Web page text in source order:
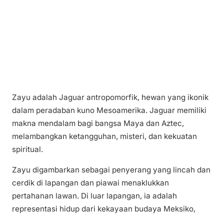
Zayu adalah Jaguar antropomorfik, hewan yang ikonik
dalam peradaban kuno Mesoamerika. Jaguar memiliki
makna mendalam bagi bangsa Maya dan Aztec,
melambangkan ketangguhan, misteri, dan kekuatan
spiritual.
Zayu digambarkan sebagai penyerang yang lincah dan
cerdik di lapangan dan piawai menaklukkan
pertahanan lawan. Di luar lapangan, ia adalah
representasi hidup dari kekayaan budaya Meksiko,